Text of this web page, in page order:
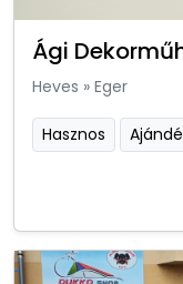
Ági
Heves » Eger
Hasznos